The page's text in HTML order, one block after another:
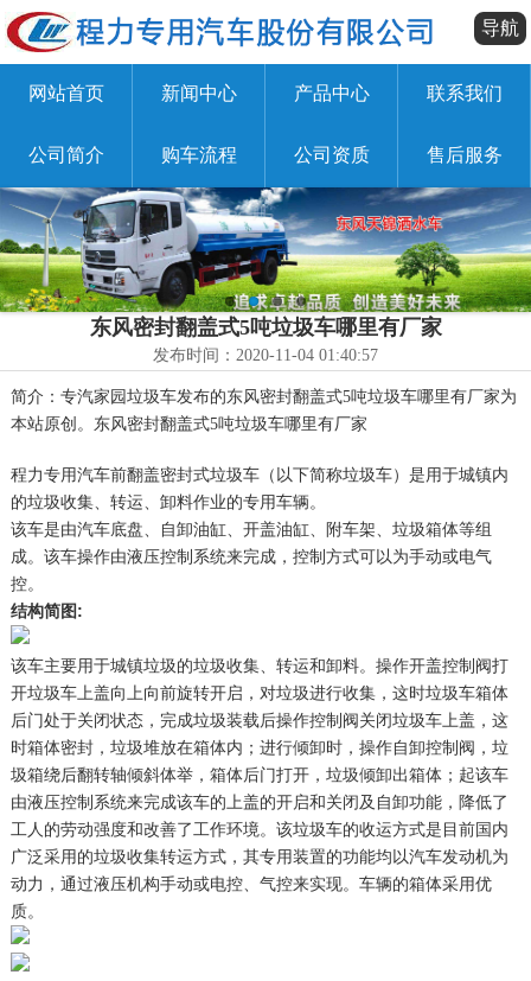
导航
网站首页 新闻中心 产品中心 联系我们
公司简介 购车流程 公司资质 售后服务
东风密封翻盖式5吨垃圾车哪里有厂家
发布时间：2020-11-04 01:40:57
简介：专汽家园垃圾车发布的东风密封翻盖式5吨垃圾车哪里有厂家为
本站原创。东风密封翻盖式5吨垃圾车哪里有厂家
程力专用汽车前翻盖密封式垃圾车（以下简称垃圾车）是用于城镇内
的垃圾收集、转运、卸料作业的专用车辆。
该车是由汽车底盘、自卸油缸、开盖油缸、附车架、垃圾箱体等组
成。该车操作由液压控制系统来完成，控制方式可以为手动或电气
控。
结构简图:
该车主要用于城镇垃圾的垃圾收集、转运和卸料。操作开盖控制阀打
开垃圾车上盖向上向前旋转开启，对垃圾进行收集，这时垃圾车箱体
后门处于关闭状态，完成垃圾装载后操作控制阀关闭垃圾车上盖，这
时箱体密封，垃圾堆放在箱体内；进行倾卸时，操作自卸控制阀，垃
圾箱绕后翻转轴倾斜体举，箱体后门打开，垃圾倾卸出箱体；起该车
由液压控制系统来完成该车的上盖的开启和关闭及自卸功能，降低了
工人的劳动强度和改善了工作环境。该垃圾车的收运方式是目前国内
广泛采用的垃圾收集转运方式，其专用装置的功能均以汽车发动机为
动力，通过液压机构手动或电控、气控来实现。车辆的箱体采用优
质。